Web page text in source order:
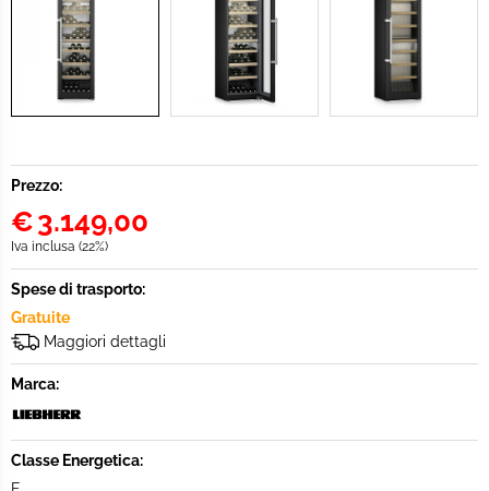
Prezzo:
€3.149,00
Iva inclusa (22%)
Spese di trasporto:
Gratuite
Maggiori dettagli
Marca:
Classe Energetica: